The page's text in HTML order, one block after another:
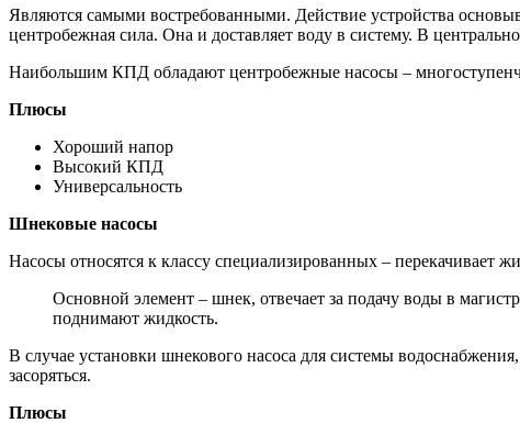
Являются самыми востребованными. Действие устройства
центробежная сила. Она и доставляет воду в систему. В
Наибольшим КПД обладают центробежные насосы –
Плюсы
Хороший напор
Высокий КПД
Универсальность
Шнековые насосы
Насосы относятся к классу специализированных – перекачивает
Основной элемент – шнек, отвечает за подачу воды в
поднимают жидкость.
В случае установки шнекового насоса для системы
засоряться.
Плюсы